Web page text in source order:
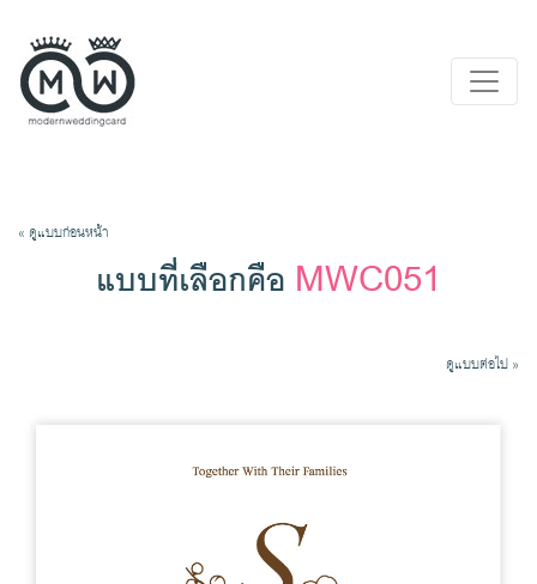
« ดูแบบก่อนหน้า
แบบที่เลือกคือ MWC051
ดูแบบต่อไป »